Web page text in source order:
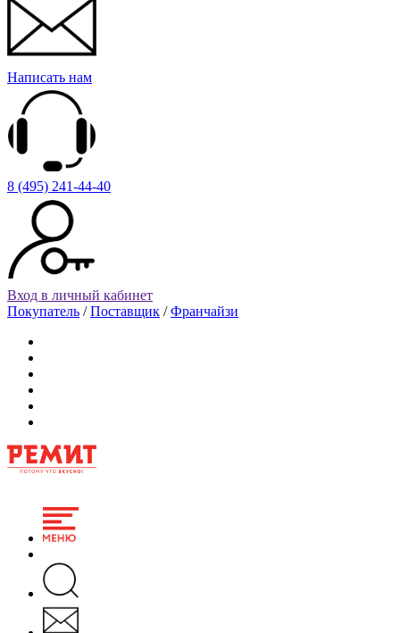
Написать нам
8 (495) 241-44-40
Вход в личный кабинет
Покупатель /Поставщик /Франчайзи